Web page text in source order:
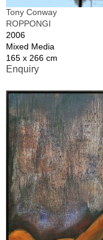
Tony Conway
ROPPONGI
2006
Mixed Media
165 x 266 cm
Enquiry